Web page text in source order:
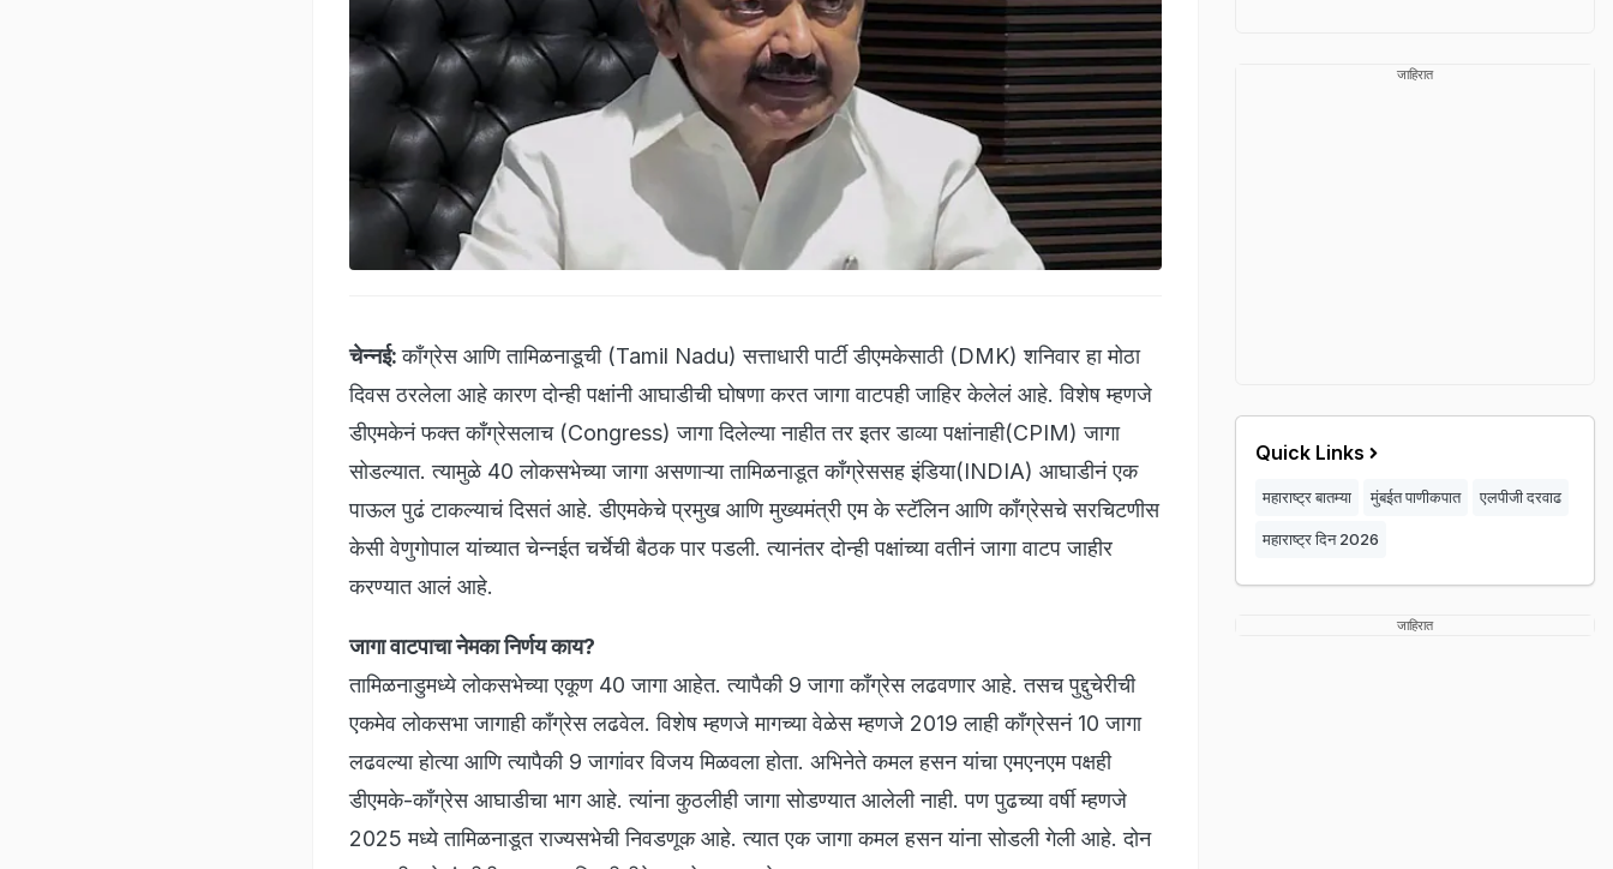
चेन्नई: काँग्रेस आणि तामिळनाडूची (Tamil Nadu) सत्ताधारी पार्टी डीएमकेसाठी (DMK) शनिवार हा मोठा
दिवस ठरलेला आहे कारण दोन्ही पक्षांनी आघाडीची घोषणा करत जागा वाटपही जाहिर केलेलं आहे. विशेष म्हणजे
डीएमकेनं फक्त काँग्रेसलाच (Congress) जागा दिलेल्या नाहीत तर इतर डाव्या पक्षांनाही(CPIM) जागा
सोडल्यात. त्यामुळे 40 लोकसभेच्या जागा असणाऱ्या तामिळनाडूत काँग्रेससह इंडिया(INDIA) आघाडीनं एक
पाऊल पुढं टाकल्याचं दिसतं आहे. डीएमकेचे प्रमुख आणि मुख्यमंत्री एम के स्टॅलिन आणि काँग्रेसचे सरचिटणीस
केसी वेणुगोपाल यांच्यात चेन्नईत चर्चेची बैठक पार पडली. त्यानंतर दोन्ही पक्षांच्या वतीनं जागा वाटप जाहीर
करण्यात आलं आहे.
जागा वाटपाचा नेमका निर्णय काय?
तामिळनाडुमध्ये लोकसभेच्या एकूण 40 जागा आहेत. त्यापैकी 9 जागा काँग्रेस लढवणार आहे. तसच पुद्दुचेरीची
एकमेव लोकसभा जागाही काँग्रेस लढवेल. विशेष म्हणजे मागच्या वेळेस म्हणजे 2019 लाही काँग्रेसनं 10 जागा
लढवल्या होत्या आणि त्यापैकी 9 जागांवर विजय मिळवला होता. अभिनेते कमल हसन यांचा एमएनएम पक्षही
डीएमके-काँग्रेस आघाडीचा भाग आहे. त्यांना कुठलीही जागा सोडण्यात आलेली नाही. पण पुढच्या वर्षी म्हणजे
2025 मध्ये तामिळनाडूत राज्यसभेची निवडणूक आहे. त्यात एक जागा कमल हसन यांना सोडली गेली आहे. दोन
जाहिरात
Quick Links
महाराष्ट्र बातम्या मुंबईत पाणीकपात एलपीजी दरवाढ
महाराष्ट्र दिन 2026
जाहिरात